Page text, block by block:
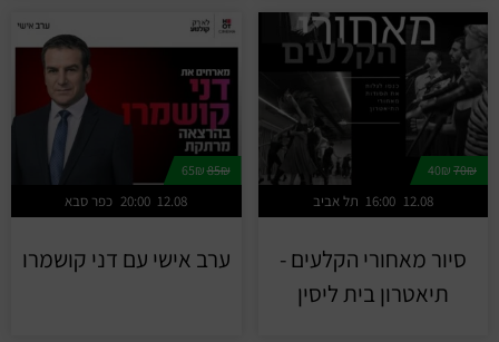
70₪
תל אביב 16:00 12.08
סיור מאחורי הקלעים -
תיאטרון בית ליסין
85₪
65₪
כפר סבא 20:00 12.08
ערב אישי עם דני קושמרו